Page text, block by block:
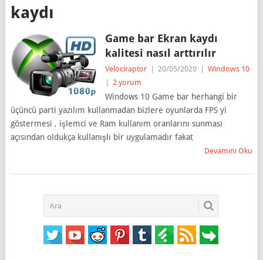
kaydı
Game bar Ekran kaydı
kalitesi nasıl arttırılır
Velociraptor 20/05/2020
Windows 10
2 yorum
Windows 10 Game bar herhangi bir
üçüncü parti yazılım kullanmadan bizlere oyunlarda FPS yi
göstermesi , işlemci ve Ram kullanım oranlarını sunması
açısından oldukça kullanışlı bir uygulamadır fakat
Devamını Oku